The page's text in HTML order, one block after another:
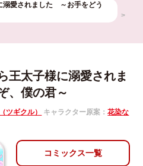
溺愛されました ～お手をどう
王太子様に溺愛されま
、僕の君～
ツギクル） キャラクター原案：花染な
コミックス一覧